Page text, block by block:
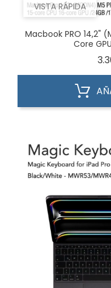
VISTA RÁPIDA
Macbook PRO 14,2"
Core